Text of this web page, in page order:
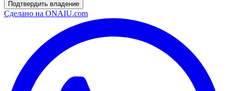
Подтвердить владение
Сделано на ONAIU.com